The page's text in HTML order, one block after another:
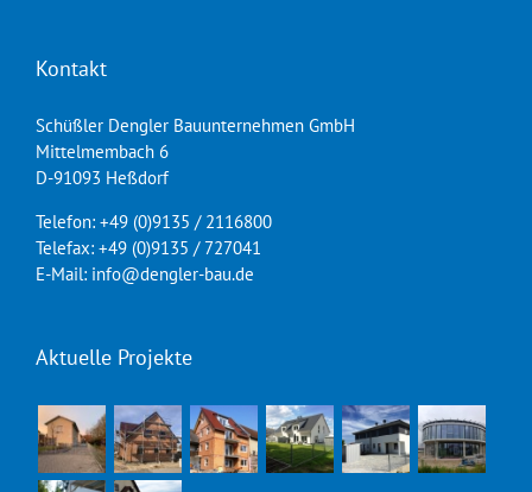
Kontakt
Schüßler Dengler Bauunternehmen GmbH
Mittelmembach 6
D-91093 Heßdorf
Telefon: +49 (0)9135 / 2116800
Telefax: +49 (0)9135 / 727041
E-Mail: info@dengler-bau.de
Aktuelle Projekte